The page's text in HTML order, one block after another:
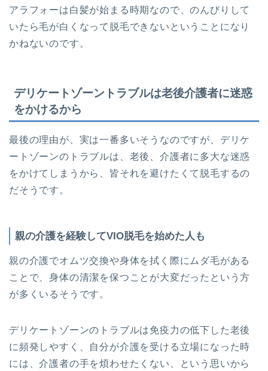
アラフォーは白髪が始まる時期なので、のんびりして
いたら毛が白くなって脱毛できないということになり
かねないのです。
デリケートゾーントラブルは老後介護者に迷惑
をかけるから
最後の理由が、実は一番多いそうなのですが、デリケ
ートゾーンのトラブルは、老後、介護者に多大な迷惑
をかけてしまうから、皆それを避けたくて脱毛するの
だそうです。
親の介護を経験してVIO脱毛を始めた人も
親の介護でオムツ交換や身体を拭く際にムダ毛がある
ことで、身体の清潔を保つことが大変だったという方
が多くいるそうです。
デリケートゾーンのトラブルは免疫力の低下した老後
に頻発しやすく、自分が介護を受ける立場になった時
には、介護者の手を煩わせたくない、という思いから